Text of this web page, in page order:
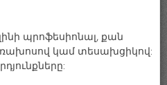
պրոֆեսիոնալ, քան
կամ տեսախցիկով: